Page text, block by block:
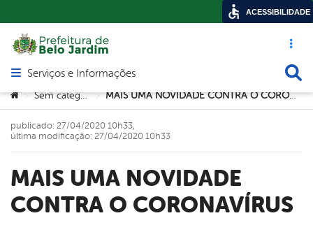
Acesso
Abrir menu principal de navegação
Serviços e Informações
Você está aqui:
> Sem categoria > MAIS UMA NOVIDADE CONTRA O CORONAVÍRUS
MAIS UMA NOVIDADE
CONTRA O CORONAVÍRUS
publicado: 27/04/2020 10h33,
última modificação: 27/04/2020 10h33
ACESSIBILIDADE